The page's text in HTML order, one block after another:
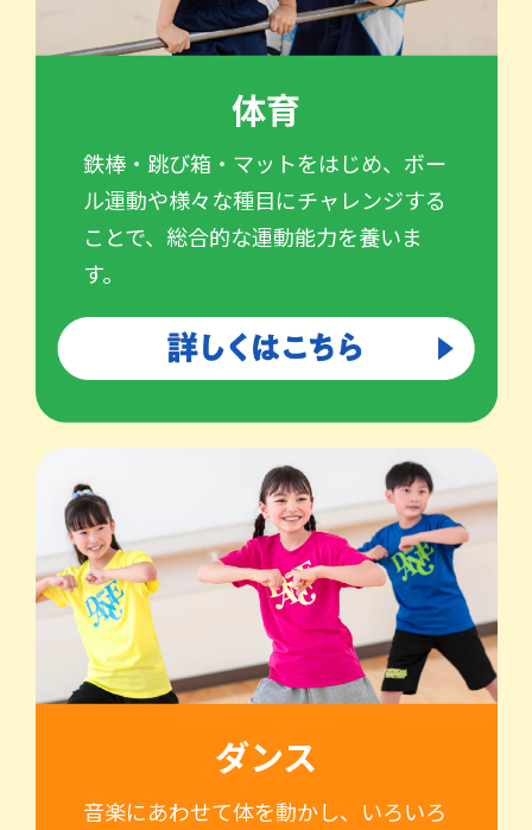
体育
鉄棒・跳び箱・マットをはじめ、ボー
ル運動や様々な種目にチャレンジする
ことで、総合的な運動能力を養いま
す。
ダンス
音楽にあわせて体を動かし、いろいろ